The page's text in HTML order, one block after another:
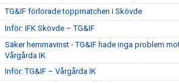
TG&IF förlorade toppmatchen i Skövde
Inför: IFK Skövde – TG&IF
Säker hemmavinst - TG&IF hade inga problem
Vårgårda IK
Inför: TG&IF – Vårgårda IK